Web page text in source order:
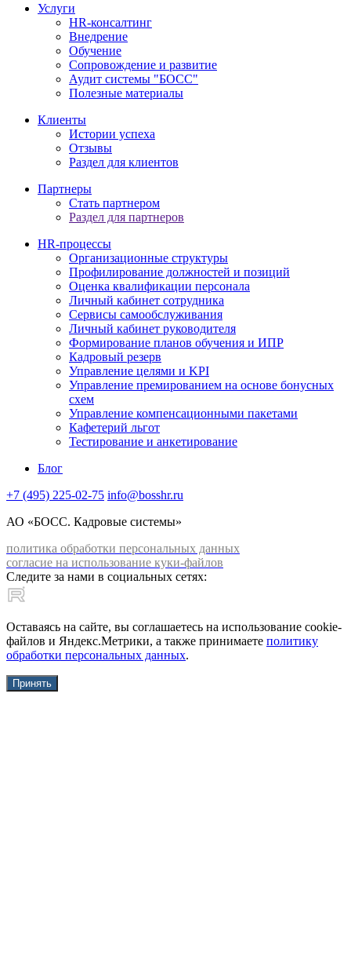
Услуги
HR-консалтинг
Внедрение
Обучение
Сопровождение и развитие
Аудит системы "БОСС"
Полезные материалы
Клиенты
Истории успеха
Отзывы
Раздел для клиентов
Партнеры
Стать партнером
Раздел для партнеров
HR-процессы
Организационные структуры
Профилирование должностей и позиций
Оценка квалификации персонала
Личный кабинет сотрудника
Сервисы самообслуживания
Личный кабинет руководителя
Формирование планов обучения и ИПР
Кадровый резерв
Управление целями и KPI
Управление премированием на основе бонусных
схем
Управление компенсационными пакетами
Кафетерий льгот
Тестирование и анкетирование
Блог
+7 (495) 225-02-75 info@bosshr.ru
АО «БОСС. Кадровые системы»
политика обработки персональных данных
согласие на использование куки-файлов
Следите за нами в социальных сетях:
Оставаясь на сайте, вы соглашаетесь на использование cookie-
файлов и Яндекс.Метрики, а также принимаете политику
обработки персональных данных.
Принять